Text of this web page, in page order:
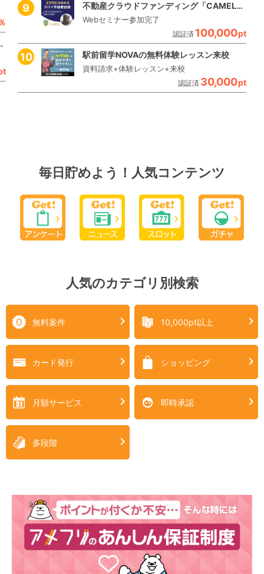
ステーション
不動産クラウドファンディング「CAMEL」【Webセミナー参加のみ】
Webセミナー参加完了
認証済 100,000pt
駅前留学NOVAの無料体験レッスン来校
資料請求+体験レッスン+来校
認証済 30,000pt
毎日貯めよう！人気コンテンツ
人気のカテゴリ別検索
無料案件 10,000pt以上
カード発行 ショッピング
月額サービス 即時承認
多段階